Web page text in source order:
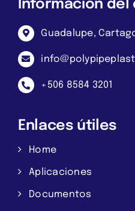
Información
Guadalupe,
+506 8584 3201
Enlaces útiles
Home
Aplicaciones
Documentos